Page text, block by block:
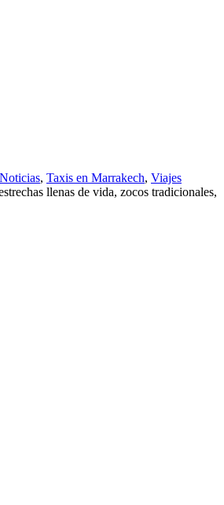
Noticias, Taxis en Marrakech, Viajes
llenas de vida, zocos tradicionales,